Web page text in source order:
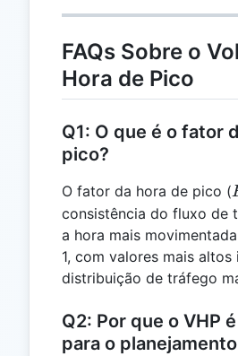
FAQs Sobre o
Hora de Pico
Q1: O que é o fator
pico?
O fator da hora de pico (
consistência do fluxo de
a hora mais
1, com valores mais altos
distribuição de tráfego
Q2: Por que o VHP
para o